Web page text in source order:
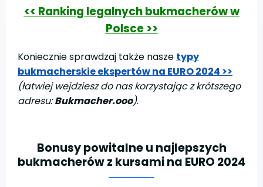
<< Ranking legalnych bukmacherów w
Polsce >>
Koniecznie sprawdzaj także nasze typy
bukmacherskie ekspertów na EURO 2024 >>
(łatwiej wejdziesz do nas korzystając z krótszego
adresu:Bukmacher.ooo).
Bonusy powitalne u najlepszych
bukmacherów z kursami na EURO 2024